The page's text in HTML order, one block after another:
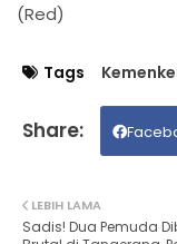
(Red)
Tags
LEBIH LAMA
Sadis! Dua Pemuda